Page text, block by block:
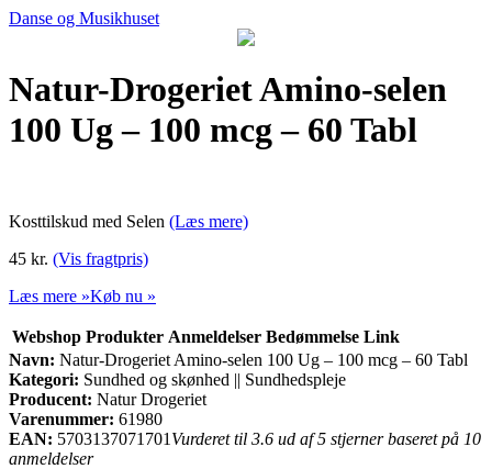
Danse og Musikhuset
Natur-Drogeriet Amino-selen
100 Ug – 100 mcg – 60 Tabl
Kosttilskud med Selen (Læs mere)
45 kr. (Vis fragtpris)
Læs mere »Køb nu »
Webshop Produkter Anmeldelser Bedømmelse Link
Navn: Natur-Drogeriet Amino-selen 100 Ug – 100 mcg – 60 Tabl
Kategori: Sundhed og skønhed || Sundhedspleje
Producent: Natur Drogeriet
Varenummer: 61980
EAN: 5703137071701 Vurderet til 3.6 ud af 5 stjerner baseret på 10
anmeldelser